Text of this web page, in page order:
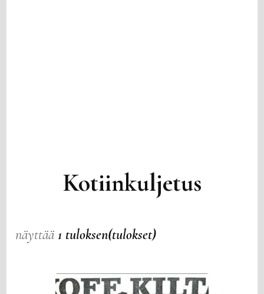
Kotiinkuljetus
näyttää1 tuloksen(tulokset)